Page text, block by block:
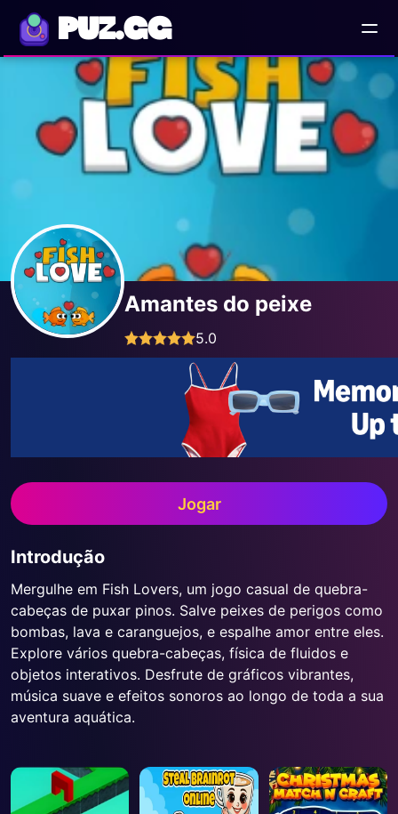
PUZ.GG
Amantes do peixe
5.0
Jogar
Introdução
Mergulhe em Fish Lovers, um jogo casual de quebra-
cabeças de puxar pinos. Salve peixes de perigos como
bombas, lava e caranguejos, e espalhe amor entre eles.
Explore vários quebra-cabeças, física de fluidos e
objetos interativos. Desfrute de gráficos vibrantes,
música suave e efeitos sonoros ao longo de toda a sua
aventura aquática.